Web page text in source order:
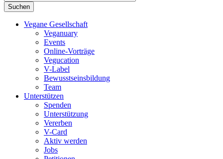
Vegane Gesellschaft
Veganuary
Events
Online-Vorträge
Vegucation
V-Label
Bewusstseinsbildung
Team
Unterstützen
Spenden
Unterstützung
Vererben
V-Card
Aktiv werden
Jobs